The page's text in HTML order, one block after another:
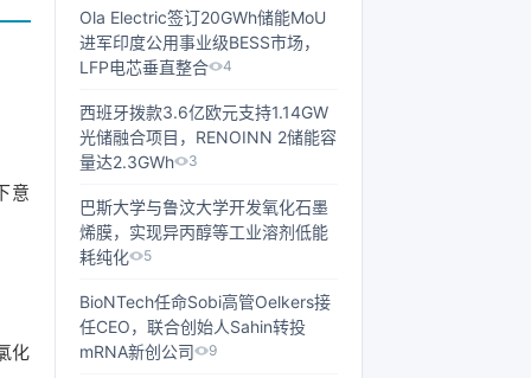
意
化
Ola Electric签订20GWh储能MoU
进军印度公用事业级BESS市场，
LFP电芯垂直整合
4
西班牙拨款3.6亿欧元支持1.14GW
光储融合项目，RENOINN 2储能容
量达2.3GWh
3
巴斯大学与鲁汶大学开发氧化石墨
烯膜，实现异丙醇等工业溶剂低能
耗纯化
5
BioNTech任命Sobi高管Oelkers接
任CEO，联合创始人Sahin转投
mRNA新创公司
9